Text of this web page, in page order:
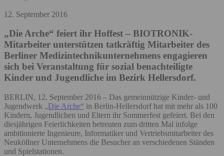
12. September 2016
„Die Arche“ feiert ihr Hoffest – BIOTRONIK-
Mitarbeiter unterstützen tatkräftig Mitarbeiter des
Berliner Medizintechnikunternehmens engagieren
sich bei Veranstaltung für sozial benachteiligte
Kinder und Jugendliche im Bezirk Hellersdorf.
BERLIN, 12. September 2016 – Das gemeinnützige Kinder- und
Jugendwerk „Die Arche“ in Berlin-Hellersdorf hat mit mehr als 100
Kindern, Jugendlichen und Eltern ihr Sommerfest gefeiert. Bei den
diesjährigen Feierlichkeiten betreuten zum dritten Mal infolge
ambitionierte Ingenieure, Informatiker und Vertriebsmitarbeiter des
Neuköllner Unternehmens die Besucher an verschiedenen Ständen
und Spielstationen.